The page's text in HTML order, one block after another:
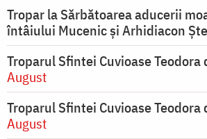
Tropar la Sărbătoarea aducerii
întâiului Mucenic şi Arhidiacon
Troparul Sfintei Cuvioase Teodora
August
Troparul Sfintei Cuvioase Teodora
August